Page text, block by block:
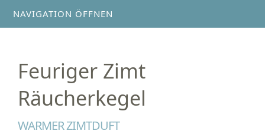
NAVIGATION ÖFFNEN
Feuriger Zimt
Räucherkegel
WARMER ZIMTDUFT